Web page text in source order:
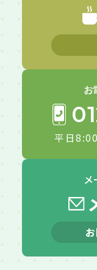
お
平日
メ